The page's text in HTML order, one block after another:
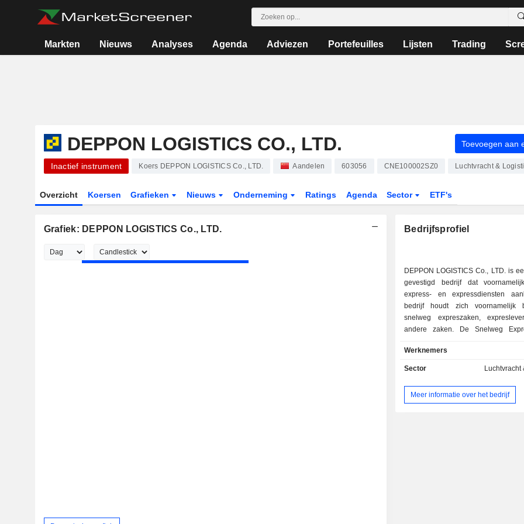
Markten Nieuws Analyses Agenda Adviezen Portefeuilles Lijsten Trading
DEPPON LOGISTICS CO., LTD. Toevoegen aan
Inactief instrument Koers DEPPON LOGISTICS Co., LTD. Aandelen 603056 CNE100002SZ0 Luchtvracht &
Overzicht Koersen Grafieken Nieuws Onderneming Ratings Agenda Sector ETF's
Grafiek: DEPPON LOGISTICS Co., LTD. Bedrijfsprofiel
DEPPON LOGISTICS Co., LTD. is
gevestigd bedrijf dat
express- en expressdiensten
bedrijf houdt zich voornamelijk
snelweg expreszaken,
andere zaken. De Snelweg
producten van de
zoals nauwkeurige kaartnavigatie
(kortstondig met hoog
nauwkeurig autovervoer
Werknemers
Sector Luchtvracht
Meer informatie over het bedrijf